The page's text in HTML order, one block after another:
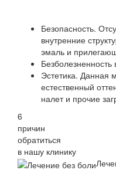
Безопасность.
внутренние
эмаль и
Эстетика. Данная
естественный
налет и прочие
6
причин
обратиться
в нашу клинику